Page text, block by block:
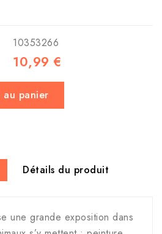
10353266
10,99 €
panier
Détails du produit
une grande exposition dans